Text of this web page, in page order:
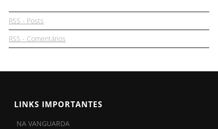
RSS - Posts
RSS - Comentários
LINKS IMPORTANTES
NA VANGUARDA